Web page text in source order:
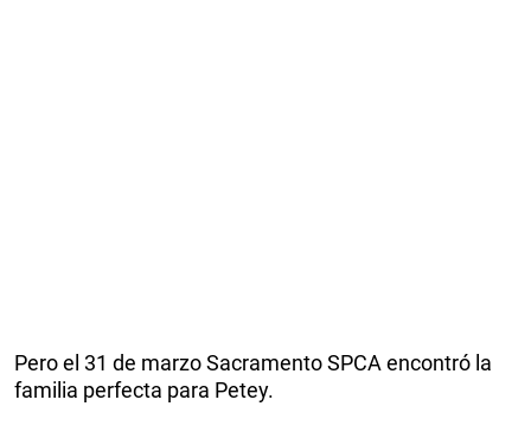
Pero el 31 de marzo Sacramento SPCA encontró la
familia perfecta para Petey.